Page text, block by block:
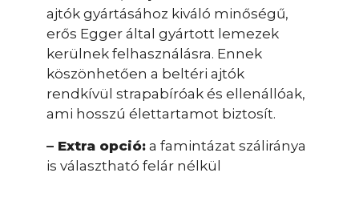
ajtók gyártásához kiváló minőségű,
erős Egger által gyártott lemezek
kerülnek felhasználásra. Ennek
köszönhetően a beltéri ajtók
rendkívül strapabíróak és ellenállóak,
ami hosszú élettartamot biztosít.
– Extra opció: a famintázat száliránya
is választható felár nélkül